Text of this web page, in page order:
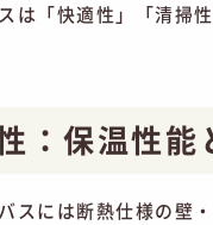
は「快適性」「清掃
：保温性能
スには断熱仕様の壁